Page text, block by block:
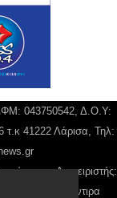
ΑΦΜ: 043750542, Δ.Ο.Υ:
τ.κ 41222 Λάρισα, Τηλ:
και Διαχειριστής:
Διευθύντιρα